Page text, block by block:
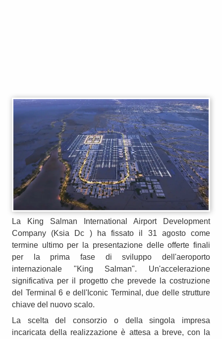
La King Salman International Airport Development
Company (Ksia Dc ) ha fissato il 31 agosto come
termine ultimo per la presentazione delle offerte finali
per la prima fase di sviluppo dell'aeroporto
internazionale "King Salman". Un'accelerazione
significativa per il progetto che prevede la costruzione
del Terminal 6 e dell'Iconic Terminal, due delle strutture
chiave del nuovo scalo.
La scelta del consorzio o della singola impresa
incaricata della realizzazione è attesa a breve, con la